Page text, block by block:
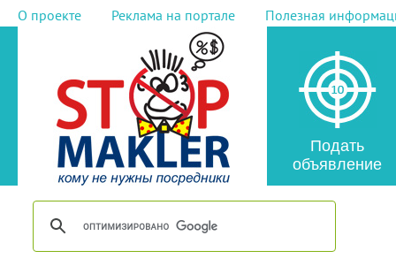
О проекте Реклама на портале Полезная
Подать
объявление